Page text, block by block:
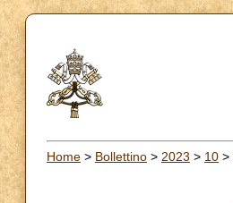
Home > Bollettino > 2023 > 10 >